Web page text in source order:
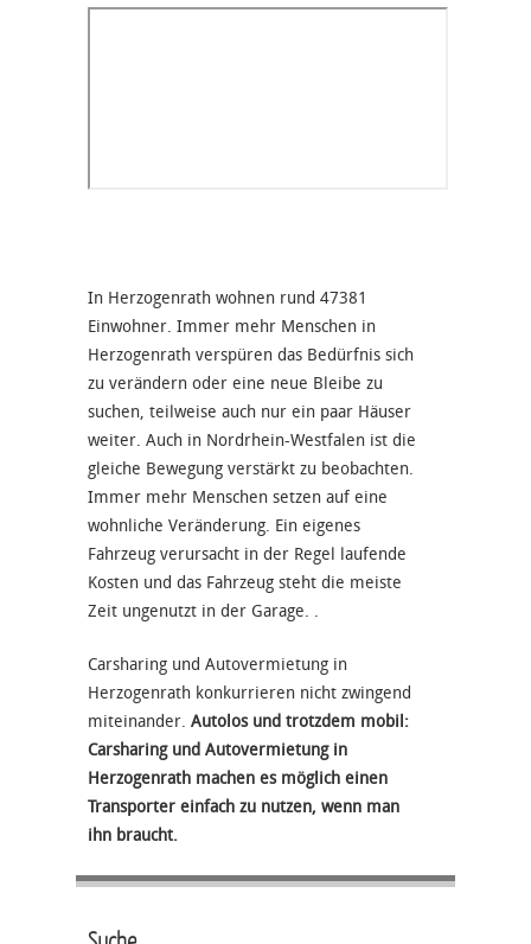
In Herzogenrath wohnen rund 47381
Einwohner. Immer mehr Menschen in
Herzogenrath verspüren das Bedürfnis sich
zu verändern oder eine neue Bleibe zu
suchen, teilweise auch nur ein paar Häuser
weiter. Auch in Nordrhein-Westfalen ist die
gleiche Bewegung verstärkt zu beobachten.
Immer mehr Menschen setzen auf eine
wohnliche Veränderung. Ein eigenes
Fahrzeug verursacht in der Regel laufende
Kosten und das Fahrzeug steht die meiste
Zeit ungenutzt in der Garage. .
Carsharing und Autovermietung in
Herzogenrath konkurrieren nicht zwingend
miteinander. Autolos und trotzdem mobil:
Carsharing und Autovermietung in
Herzogenrath machen es möglich einen
Transporter einfach zu nutzen, wenn man
ihn braucht.